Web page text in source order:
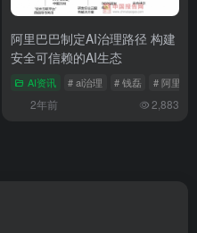
新突破 # 重塑图表示与生成方式
阿里巴巴制定AI治理路径 构建
安全可信赖的AI生态
AI资讯 # ai治理 # 钱磊 # 阿里
2年前 2,883